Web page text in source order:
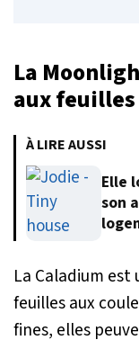
La
aux
À LIRE AUSSI
Elle
son
La Caladium est
feuilles aux
fines, elles